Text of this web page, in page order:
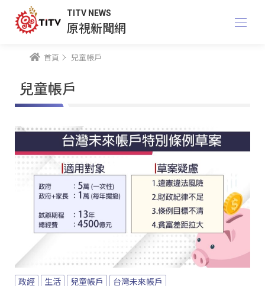
TITV NEWS
原視新聞網
首頁 兒童帳戶
兒童帳戶
政經 生活 兒童帳戶 台灣未來帳戶